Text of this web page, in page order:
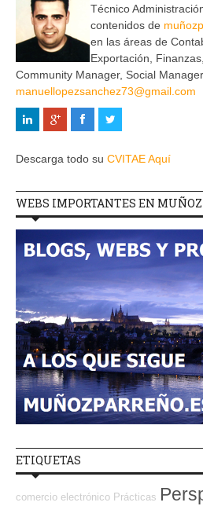
Técnico
contenidos de
en las áreas de
Exportación,
Community Manager, Social
manuellopezsanchez73@gmail.com
Descarga todo su CVITAE Aquí
WEBS IMPORTANTES EN
ETIQUETAS
comercio electrónico Prácticas